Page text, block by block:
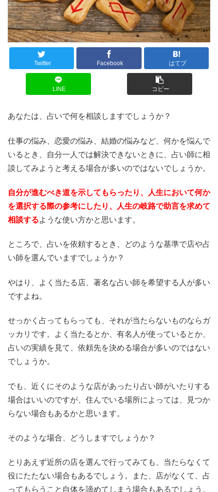
Twitter Facebook はてブ
LINE コピー
あなたは、占いで何を相談しますでしょうか？
仕事の悩み、恋愛の悩み、結婚の悩みなど、何かを悩んで
いるとき、自分一人では解決できないときに、占い師に相
談してみようと考える場合が多いのではないでしょうか。
自分が進むべき道を示してもらったり、人生において何か
を選択する際の参考にしたり、人生の岐路で助言を求めて
相談するような使い方かと思います。
ところで、占いを依頼するとき、どのような基準で店や占
い師を選んでいますでしょうか？
やはり、よく当たる店、著名な占い師を希望する人が多い
ですよね。
せっかく占ってもらっても、それが当たらないものならガ
ッカリです。よく当たるとか、有名人が使っているとか、
占いの実績を見て、依頼先を決める場合が多いのではない
でしょうか。
でも、近くにそのような店があったり占い師がいたりする
場合はいいのですが、住んでいる場所によっては、見つか
らない場合もあるかと思います。
そのような場合、どうしますでしょうか？
とりあえず近所の店を選んで行ってみても、当たらなくて
役にたたない場合もあるでしょう。また、店がなくて、占
ってもらうこと自体を諦めてしまう場合もあるでしょう。